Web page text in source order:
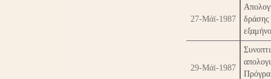
27-Μάϊ-1987
29-Μάϊ-1987